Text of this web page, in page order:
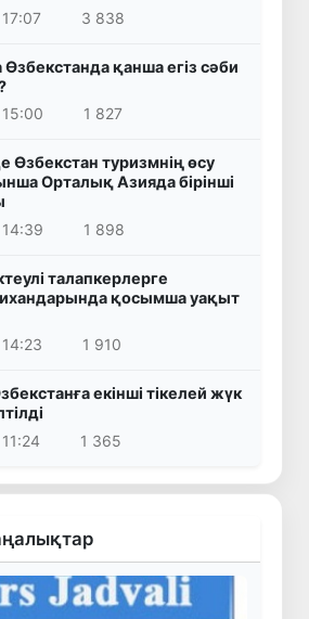
3 838
қанша егіз сәби
1 827
Өзбекстан туризмнің өсу
Орталық Азияда бірінші
1 898
талапкерлерге
қосымша уақыт
1 910
екінші тікелей жүк
1 365